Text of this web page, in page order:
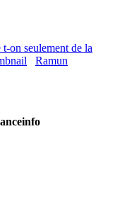
t-on seulement de la
Ramun